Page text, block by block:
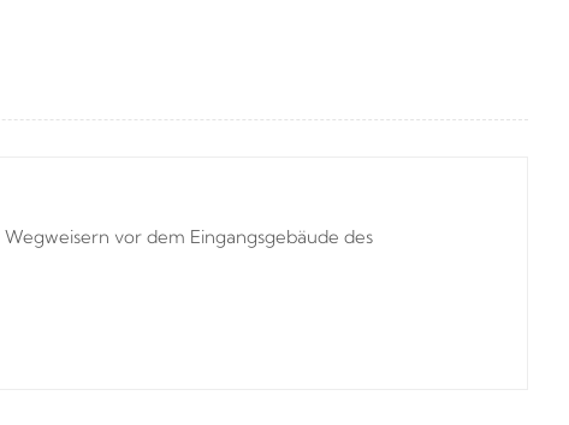
vor dem Eingangsgebäude des